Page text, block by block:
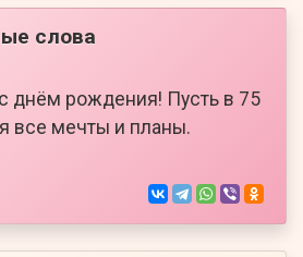
слова
днём рождения! Пусть в 75
все мечты и планы.